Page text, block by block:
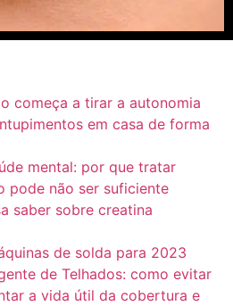
começa a tirar a autonomia
em casa de forma
mental: por que tratar
pode não ser suficiente
saber sobre creatina
de solda para 2023
de Telhados: como evitar
a vida útil da cobertura e